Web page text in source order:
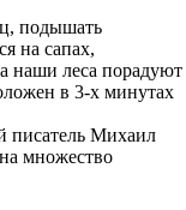
подышать
на сапах,
наши леса порадуют
в 3-х минутах
писатель Михаил
множество